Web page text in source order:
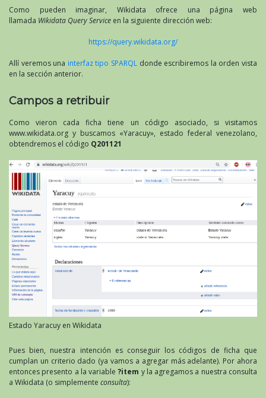
Como pueden imaginar, Wikidata ofrece una página web
llamada Wikidata Query Service en la siguiente dirección web:
https://query.wikidata.org/
Allí veremos una interfaz tipo SPARQL donde escribiremos la orden vista
en la sección anterior.
Campos a retribuir
Como vieron cada ficha tiene un código asociado, si visitamos
www.wikidata.org y buscamos «Yaracuy», estado federal venezolano,
obtendremos el código Q201121
Estado Yaracuy en Wikidata
Pues bien, nuestra intención es conseguir los códigos de ficha que
cumplan un criterio dado (ya vamos a agregar más adelante). Por ahora
entonces presento a la variable?item y la agregamos a nuestra consulta
a Wikidata (o simplemente consulta):